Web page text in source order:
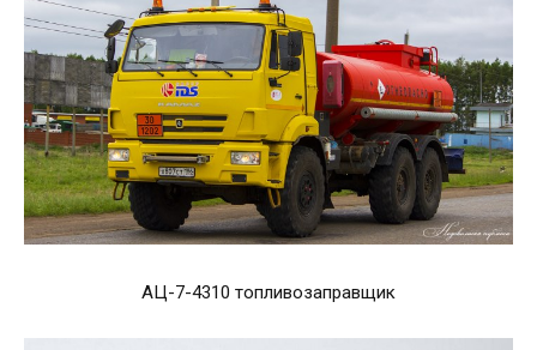
АЦ-7-4310 топливозаправщик